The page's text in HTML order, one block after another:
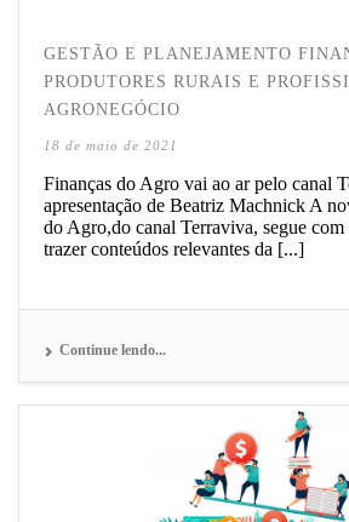
GESTÃO E PLANEJAMENTO
PRODUTORES RURAIS E
AGRONEGÓCIO
18 de maio de 2021
Finanças do Agro vai ao ar pelo canal
apresentação de Beatriz Machnick A
do Agro,do canal Terraviva, segue
trazer conteúdos relevantes da [...]
Continue lendo...